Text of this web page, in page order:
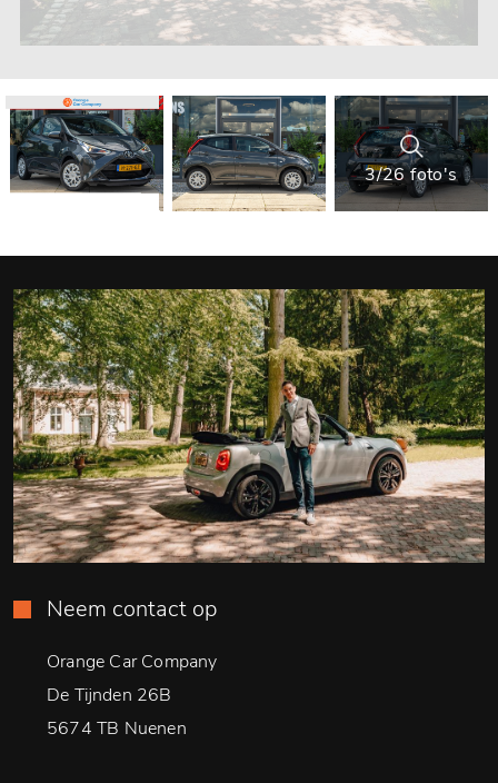
3/26 foto's
Neem contact op
Orange Car Company
De Tijnden 26B
5674 TB Nuenen